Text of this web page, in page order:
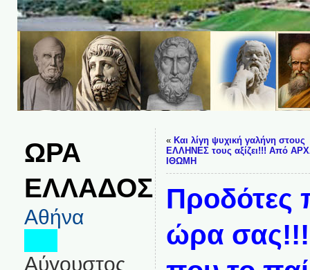
ΩΡΑ
ΕΛΛΑΔΟΣ
Αθήνα
Αύγουστος
« Και λίγη ψυχική γαλήνη στους
ΕΛΛΗΝΕΣ τους αξίζει!!! Από
ΙΘΩΜΗ
Προδότες
ώρα σας!!!